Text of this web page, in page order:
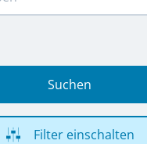
Suchen
Filter einschalten